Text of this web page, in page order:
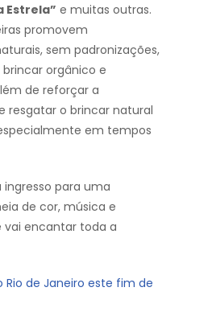
Estrela” e muitas outras.
promovem
sem padronizações,
orgânico e
de reforçar a
resgatar o brincar natural
em tempos
ingresso para uma
de cor, música e
vai encantar toda a
Rio de Janeiro este fim de